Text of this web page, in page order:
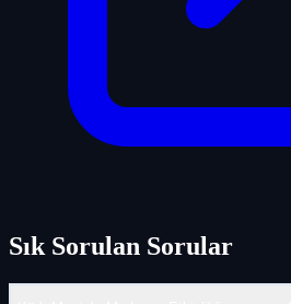
Sık Sorulan Sorular